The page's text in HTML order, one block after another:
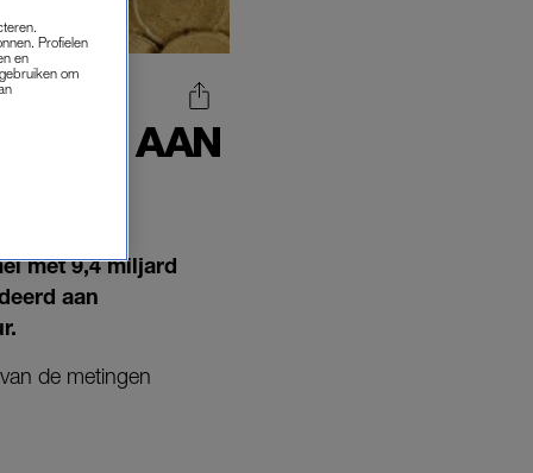
AAN
met 9,4 miljard
aan
de metingen
Profielen
en
om